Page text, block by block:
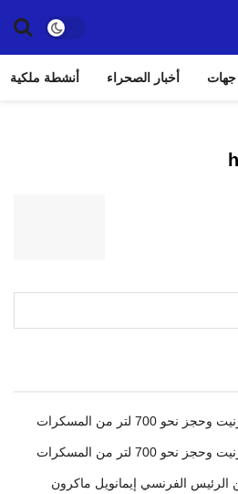
جهات أخبار الصحراء أنشطة ملكية
لتر من المسكرات
لتر من المسكرات
الرئيس الفرنسي إيمانويل ماكرون